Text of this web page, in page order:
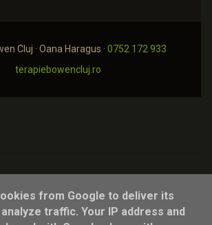
Cluj · Oana Haragus · 0752 172 933
terapiebowencluj.ro
from Google to deliver its
traffic. Your IP address and